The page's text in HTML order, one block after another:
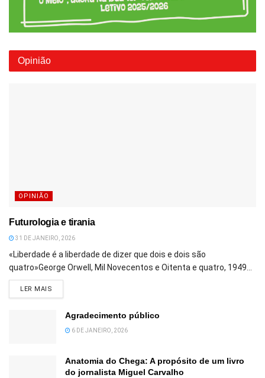
Opinião
OPINIÃO
Futurologia e tirania
31 DE JANEIRO, 2026
«Liberdade é a liberdade de dizer que dois e dois são
quatro»George Orwell, Mil Novecentos e Oitenta e quatro, 1949...
LER MAIS
Agradecimento público
6 DE JANEIRO, 2026
Anatomia do Chega: A propósito de um livro
do jornalista Miguel Carvalho